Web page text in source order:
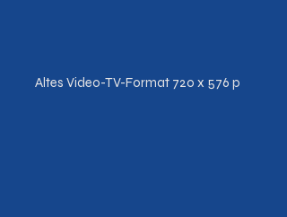
Altes Video-TV-Format 720 x 576 p